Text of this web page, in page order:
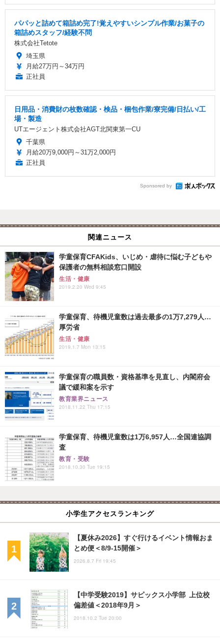
パパッと詰めて箱詰め完了!覚えやすいシンプル作業/お菓子の
箱詰めスタッフ/経験不問
株式会社Tetote
埼玉県
月給27万円～34万円
正社員
日用品・消費財の枚数確認・検品・梱包作業/寮完備/日払い/工
場・製造
UTエージェント株式会社AGT北関東第一CU
千葉県
月給20万9,000円～31万2,000円
正社員
Sponsored by
関連ニュース
学童保育CFAKids、いじめ・虐待に悩む子どもや
保護者の無料相談窓口開設
生活・健康
2019.2.20 Wed 9:45
学童保育、待機児童数は過去最多の1万7,279人…
厚労省
生活・健康
2019.1.7 Mon 13:15
学童保育の職員数・資格基準を見直し、内閣府会
議で緩和案を示す
教育業界ニュース
2018.11.22 Thu 17:15
学童保育、待機児童数は1万6,957人…全国連協調
査
教育・受験
2018.10.30 Tue 19:15
小学生アクセスランキング
【夏休み2026】すぐ行けるイベント情報おま
とめ便＜8/9-15開催＞
2026.8.7 Fri 19:45
【中学受験2019】サピックス小学部 上位校
偏差値＜2018年9月＞
2018.10.2 Tue 20:00